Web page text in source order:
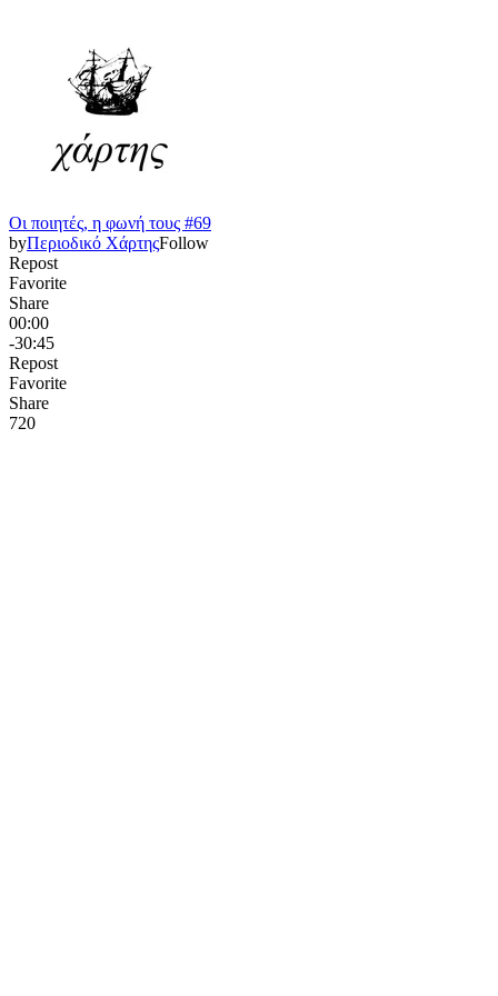
Oι ποιητές, η φωνή τους #69
byΠεριοδικό ΧάρτηςFollow
Repost
Favorite
Share
00:00
-30:45
Repost
Favorite
Share
720